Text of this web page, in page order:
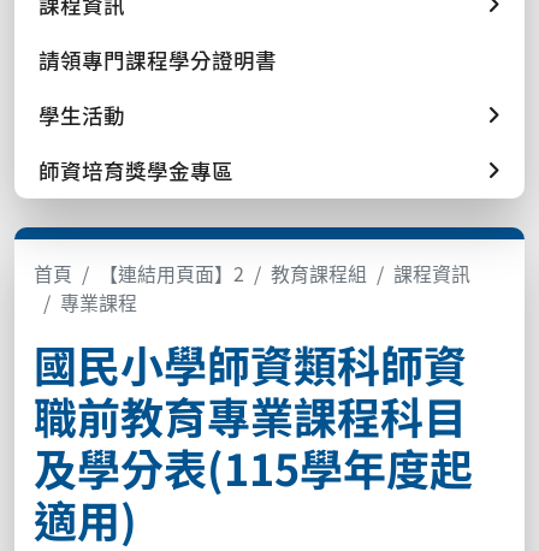
請領專門課程學分證明書
學生活動
師資培育獎學金專區
首頁 【連結用頁面】2 教育課程組
課程資訊
專業課程
國民小學師資類科師資
職前教育專業課程科目
及學分表(115學年度起
適用)